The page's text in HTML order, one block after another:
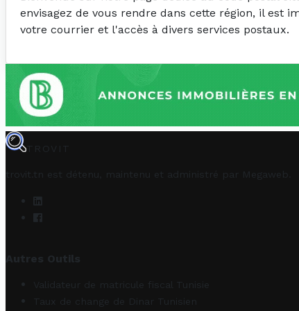
envisagez de vous rendre dans cette région, il est
votre courrier et l'accès à divers services postaux.
TROVIT
trovit.tn est détenu, maintenu et administré par Megaweb
Autres Outils
Validateur de matricule fiscal Tunisie
Taux de change de Dinar Tunisien